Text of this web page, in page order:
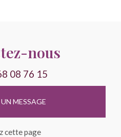
nous
08 76 15
MESSAGE
cette page